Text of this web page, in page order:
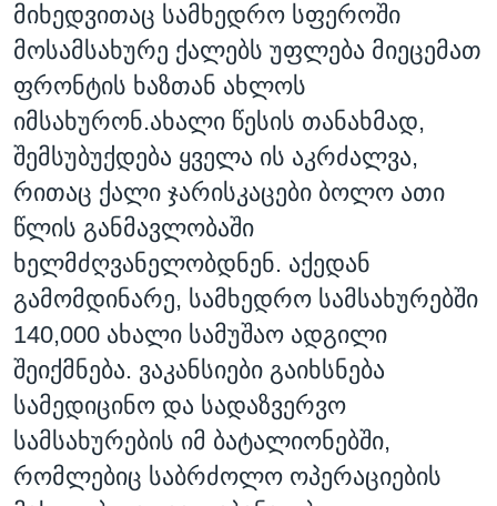
მიხედვითაც სამხედრო სფეროში
მოსამსახურე ქალებს უფლება მიეცემათ
ფრონტის ხაზთან ახლოს
იმსახურონ.ახალი წესის თანახმად,
შემსუბუქდება ყველა ის აკრძალვა,
რითაც ქალი ჯარისკაცები ბოლო ათი
წლის განმავლობაში
ხელმძღვანელობდნენ. აქედან
გამომდინარე, სამხედრო სამსახურებში
140,000 ახალი სამუშაო ადგილი
შეიქმნება. ვაკანსიები გაიხსნება
სამედიცინო და სადაზვერვო
სამსახურების იმ ბატალიონებში,
რომლებიც საბრძოლო ოპერაციების